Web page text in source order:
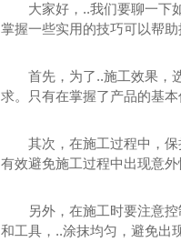
大家好，..我们要聊一下
掌握一些实用的技巧可以帮助
首先，为了..施工效果，
求。只有在掌握了产品的基
其次，在施工过程中，
有效避免施工过程中出现意外
另外，在施工时要注意
和工具，..涂抹均匀，避免出